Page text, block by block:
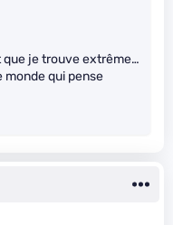
que je trouve extrême…
monde qui pense